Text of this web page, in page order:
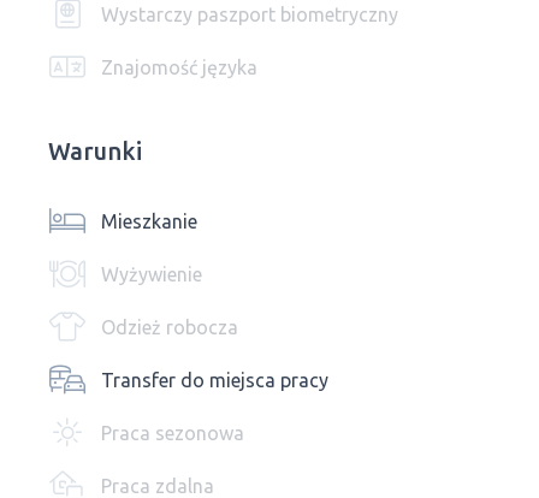
Wystarczy paszport biometryczny
Znajomość języka
Warunki
Mieszkanie
Wyżywienie
Odzież robocza
Transfer do miejsca pracy
Praca sezonowa
Praca zdalna